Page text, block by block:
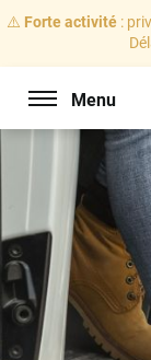
⚠️ Forte activité:
Menu